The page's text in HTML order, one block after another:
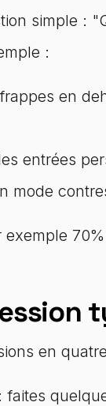
simple :
:
en
entrées
mode
en
: faites